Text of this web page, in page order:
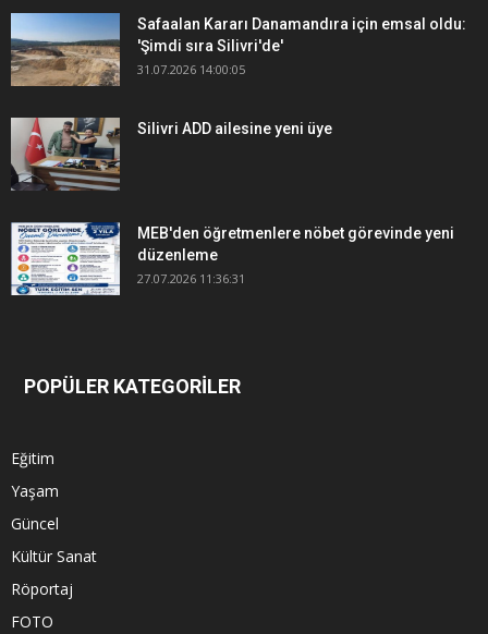
Safaalan Kararı Danamandıra için emsal oldu:
'Şimdi sıra Silivri'de'
31.07.2026 14:00:05
Silivri ADD ailesine yeni üye
MEB'den öğretmenlere nöbet görevinde yeni
düzenleme
27.07.2026 11:36:31
POPÜLER KATEGORİLER
Eğitim
Yaşam
Güncel
Kültür Sanat
Röportaj
FOTO